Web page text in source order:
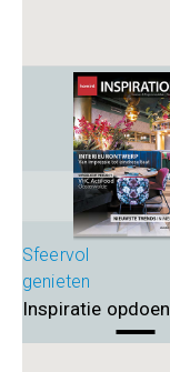
Sfeervol
genieten
Inspiratie opdoen